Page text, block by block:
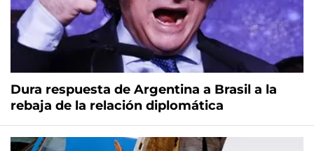
Dura respuesta de Argentina a Brasil a la
rebaja de la relación diplomática